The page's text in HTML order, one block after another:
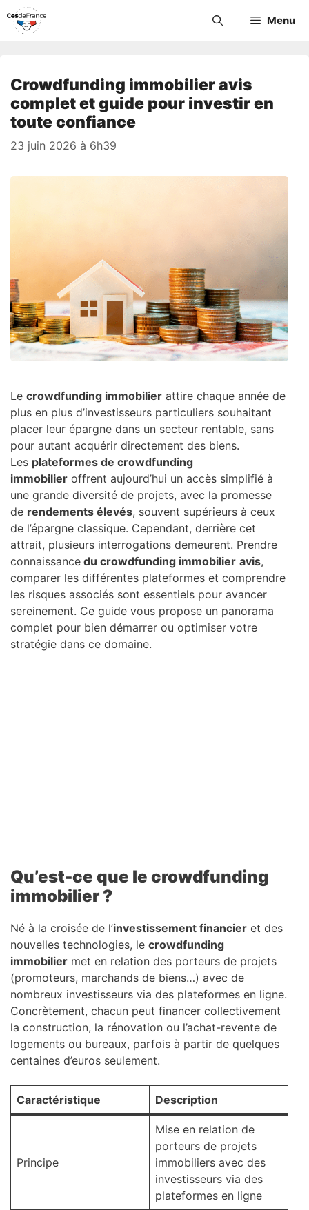
Aller
Menu
Crowdfunding immobilier avis
complet et guide pour investir en
toute confiance
23 juin 2026 à 6h39
Le crowdfunding immobilier attire chaque année de
plus en plus d’investisseurs particuliers souhaitant
placer leur épargne dans un secteur rentable, sans
pour autant acquérir directement des biens.
Les plateformes de crowdfunding
immobilier offrent aujourd’hui un accès simplifié à
une grande diversité de projets, avec la promesse
de rendements élevés, souvent supérieurs à ceux
de l’épargne classique. Cependant, derrière cet
attrait, plusieurs interrogations demeurent. Prendre
connaissance du crowdfunding immobilier avis,
comparer les différentes plateformes et comprendre
les risques associés sont essentiels pour avancer
sereinement. Ce guide vous propose un panorama
complet pour bien démarrer ou optimiser votre
stratégie dans ce domaine.
Qu’est-ce que le crowdfunding
immobilier ?
Né à la croisée de l’investissement financier et des
nouvelles technologies, le crowdfunding
immobilier met en relation des porteurs de projets
(promoteurs, marchands de biens…) avec de
nombreux investisseurs via des plateformes en ligne.
Concrètement, chacun peut financer collectivement
la construction, la rénovation ou l’achat-revente de
logements ou bureaux, parfois à partir de quelques
centaines d’euros seulement.
Caractéristique Description
Principe
Mise en relation de
porteurs de projets
immobiliers avec des
investisseurs via des
plateformes en ligne